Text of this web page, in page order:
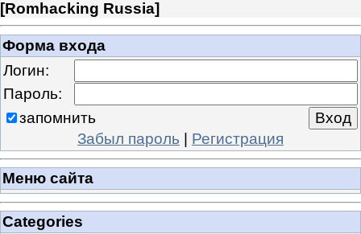
[Romhacking Russia]
Форма входа
Логин:
Пароль:
запомнить
Забыл пароль | Регистрация
Меню сайта
Categories